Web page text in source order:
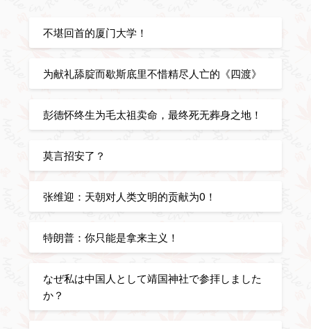
不堪回首的厦门大学！
为献礼舔腚而歇斯底里不惜精尽人亡的《四渡》
彭德怀终生为毛太祖卖命，最终死无葬身之地！
莫言招安了？
张维迎：天朝对人类文明的贡献为0！
特朗普：你只能是拿来主义！
なぜ私は中国人として靖国神社で参拝しました
か？